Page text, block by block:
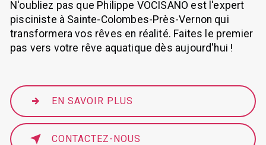
N'oubliez pas que Philippe VOCISANO est l'expert
pisciniste à Sainte-Colombes-Près-Vernon qui
transformera vos rêves en réalité. Faites le premier
pas vers votre rêve aquatique dès aujourd'hui !
EN SAVOIR PLUS
CONTACTEZ-NOUS